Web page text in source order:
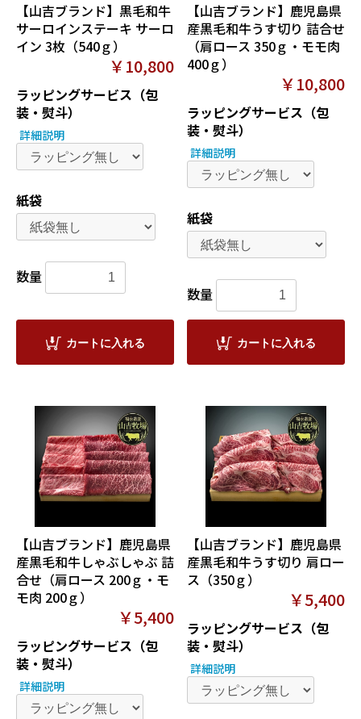
【山吉ブランド】黒毛和牛
サーロインステーキ サーロ
イン 3枚（540ｇ）
￥10,800
ラッピングサービス（包
装・熨斗）
詳細説明
紙袋
数量
カートに入れる
【山吉ブランド】鹿児島県
産黒毛和牛うす切り 詰合せ
（肩ロース 350ｇ・モモ肉
400ｇ）
￥10,800
ラッピングサービス（包
装・熨斗）
詳細説明
紙袋
数量
カートに入れる
【山吉ブランド】鹿児島県
産黒毛和牛しゃぶしゃぶ 詰
合せ（肩ロース 200ｇ・モ
モ肉 200ｇ）
￥5,400
ラッピングサービス（包
装・熨斗）
詳細説明
【山吉ブランド】鹿児島県
産黒毛和牛うす切り 肩ロー
ス（350ｇ）
￥5,400
ラッピングサービス（包
装・熨斗）
詳細説明